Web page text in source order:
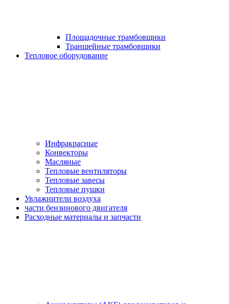
Площадочные трамбовщики
Траншейные трамбовщики
Тепловое оборудование
Инфракрасные
Конвекторы
Масляные
Тепловые вентиляторы
Тепловые завесы
Тепловые пушки
Увлажнители воздуха
части бензинового двигателя
Расходные материалы и запчасти